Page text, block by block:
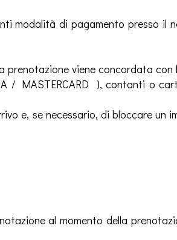
modalità di pagamento presso il
viene concordata con
/ MASTERCARD ), contanti o
e, se necessario, di bloccare un
al momento della